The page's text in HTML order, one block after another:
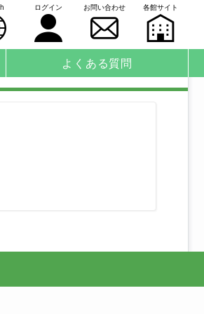
ログイン お問い合わせ 各館サイト
よくある質問